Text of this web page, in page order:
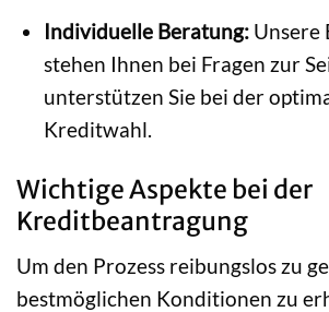
Individuelle Beratung:Unsere
stehen Ihnen bei Fragen zur
unterstützen Sie bei der
Kreditwahl.
Wichtige Aspekte bei der
Kreditbeantragung
Um den Prozess reibungslos zu
bestmöglichen Konditionen zu